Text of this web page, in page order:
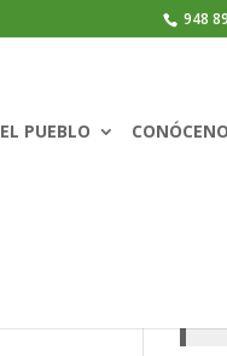
948
EL PUEBLO